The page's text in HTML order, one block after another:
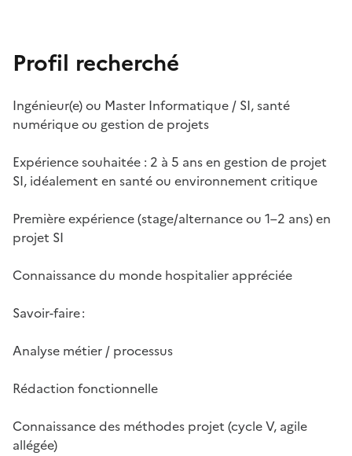
Profil recherché
Ingénieur(e) ou Master Informatique / SI, santé
numérique ou gestion de projets
Expérience souhaitée : 2 à 5 ans en gestion de projet
SI, idéalement en santé ou environnement critique
Première expérience (stage/alternance ou 1–2 ans) en
projet SI
Connaissance du monde hospitalier appréciée
Savoir-faire :
Analyse métier / processus
Rédaction fonctionnelle
Connaissance des méthodes projet (cycle V, agile
allégée)